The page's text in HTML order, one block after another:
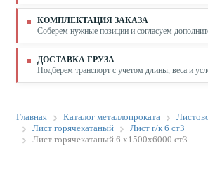
КОМПЛЕКТАЦИЯ ЗАКАЗА
Соберем нужные позиции и согласуем
ДОСТАВКА ГРУЗА
Подберем транспорт с учетом длины, веса и
Главная Каталог металлопроката
Лист горячекатаный
Лист г/к 6 ст3
Лист горячекатаный 6 х1500х6000 ст3